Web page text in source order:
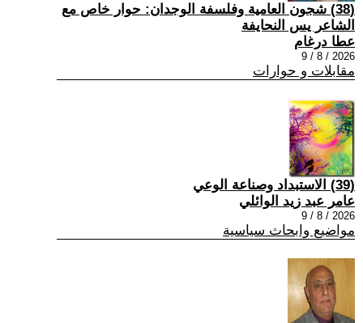
(38) شجون العامية وفلسفة الوجدان: حوار خاص مع
الشاعر يس النحايفة
عطا درغام
2026 / 8 / 9
مقابلات و حوارات
(39) الاستبداد وصناعة الوعي
عامر عبد زيد الوائلي
2026 / 8 / 9
مواضيع وابحاث سياسية